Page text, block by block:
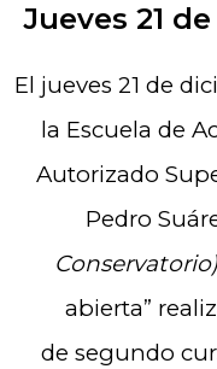
Jueves 21
El jueves 21 de
la Escuela de
Autorizado
Pedro
Conservatorio)
abierta”
de segundo